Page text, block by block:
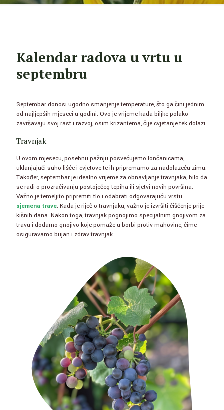
Kalendar radova u vrtu u
septembru
Septembar donosi ugodno smanjenje temperature, što ga čini jednim
od najljepših mjeseci u godini. Ovo je vrijeme kada biljke polako
završavaju svoj rast i razvoj, osim krizantema, čije cvjetanje tek dolazi.
Travnjak
U ovom mjesecu, posebnu pažnju posvećujemo lončanicama,
uklanjajući suho lišće i cvjetove te ih pripremamo za nadolazeću zimu.
Također, septembar je idealno vrijeme za obnavljanje travnjaka, bilo da
se radi o prozračivanju postojećeg tepiha ili sjetvi novih površina.
Važno je temeljito pripremiti tlo i odabrati odgovarajuću vrstu
sjemena trave. Kada je riječ o travnjaku, važno je izvršiti čišćenje prije
kišnih dana. Nakon toga, travnjak pognojimo specijalnim gnojivom za
travu i dodamo gnojivo koje pomaže u borbi protiv mahovine, čime
osiguravamo bujan i zdrav travnjak.